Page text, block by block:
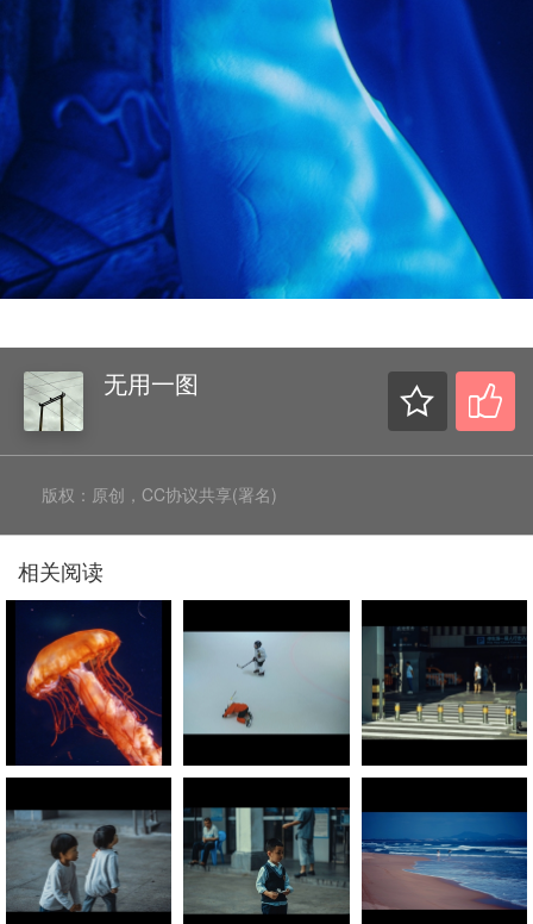
无用一图
版权：原创，CC协议共享(署名)
相关阅读